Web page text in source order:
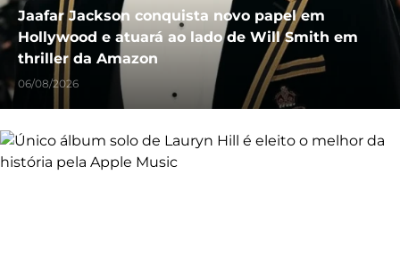
Jaafar Jackson conquista novo papel em
Hollywood e atuará ao lado de Will Smith em
thriller da Amazon
06/08/2026